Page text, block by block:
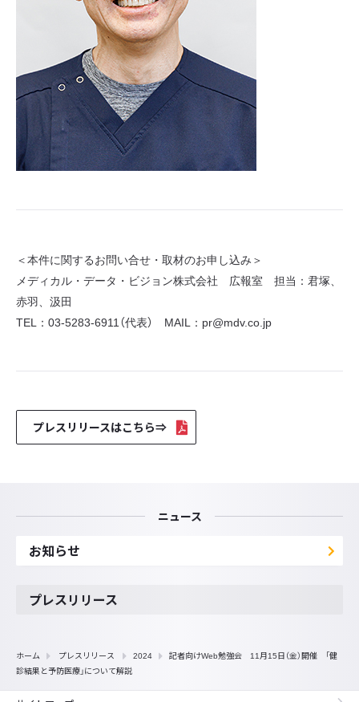
＜本件に関するお問い合せ・取材のお申し込み＞
メディカル・データ・ビジョン株式会社 広報室 担当：君塚、
赤羽、汲田
TEL：03-5283-6911（代表） MAIL：pr@mdv.co.jp
プレスリリースはこちら⇒
ニュース
お知らせ
プレスリリース
ホーム プレスリリース 2024
記者向けWeb勉強会 11月15日（金）開催 「健
診結果と予防医療」について解説